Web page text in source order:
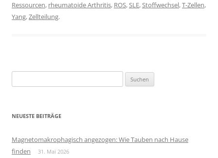
Ressourcen, rheumatoide Arthritis, ROS,SLE,Stoffwechsel,T-Zellen,
Yang,Zellteilung.
nach:
NEUESTE BEITRÄGE
Magnetomakrophagisch angezogen: Wie Tauben nach Hause
finden
31. Mai 2026